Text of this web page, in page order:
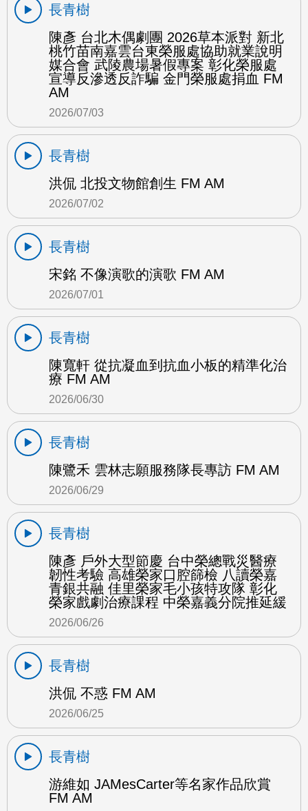
長青樹
陳彥 台北木偶劇團 2026草本派對 新北
桃竹苗南嘉雲台東榮服處協助就業說明
媒合會 武陵農場暑假專案 彰化榮服處
宣導反滲透反詐騙 金門榮服處捐血 FM
AM
2026/07/03
長青樹
洪侃 北投文物館創生 FM AM
2026/07/02
長青樹
宋銘 不像演歌的演歌 FM AM
2026/07/01
長青樹
陳寬軒 從抗凝血到抗血小板的精準化治
療 FM AM
2026/06/30
長青樹
陳鷺禾 雲林志願服務隊長專訪 FM AM
2026/06/29
長青樹
陳彥 戶外大型節慶 台中榮總戰災醫療
韌性考驗 高雄榮家口腔篩檢 八讀榮嘉
青銀共融 佳里榮家毛小孩特攻隊 彰化
榮家戲劇治療課程 中榮嘉義分院推延緩
2026/06/26
長青樹
洪侃 不惑 FM AM
2026/06/25
長青樹
游維如 JAMesCarter等名家作品欣賞
FM AM